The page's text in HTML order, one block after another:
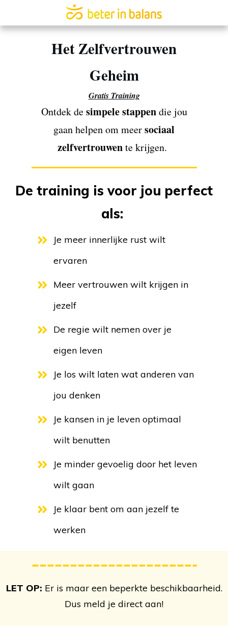
Het Zelfvertrouwen
Geheim
Gratis Training
Ontdek desimpele stappendie jou
gaan helpen om meersociaal
zelfvertrouwente krijgen.
De training is voor jou perfect
als:
Je meer innerlijke rust wilt
ervaren
Meer vertrouwen wilt krijgen in
jezelf
De regie wilt nemen over je
eigen leven
Je los wilt laten wat anderen van
jou denken
Je kansen in je leven optimaal
wilt benutten
Je minder gevoelig door het leven
wilt gaan
Je klaar bent om aan jezelf te
werken
LET OP: Er is maar een beperkte beschikbaarheid.
Dus meld je direct aan!